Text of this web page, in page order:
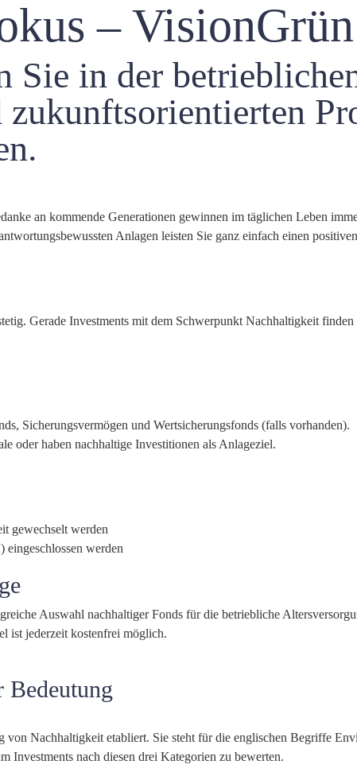
– VisionGrün
Sie in der
an kommende Generationen gewinnen im täglichen Leben
Anlagen leisten Sie ganz einfach einen
Gerade Investments mit dem Schwerpunkt Nachhaltigkeit
Sicherungsvermögen und Wertsicherungsfonds (falls vorhanden).
oder haben nachhaltige Investitionen als Anlageziel.
gewechselt werden
werden
Auswahl nachhaltiger Fonds für die betriebliche
ist jederzeit kostenfrei möglich.
Bedeutung
Nachhaltigkeit etabliert. Sie steht für die englischen Begriffe
nach diesen drei Kategorien zu bewerten.